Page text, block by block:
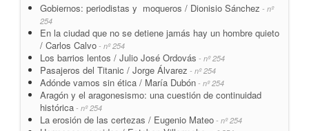
Gobiernos: periodistas y moqueros / Dionisio Sánchez - nº
254
En la ciudad que no se detiene jamás hay un hombre quieto
/ Carlos Calvo - nº 254
Los barrios lentos / Julio José Ordovás - nº 254
Pasajeros del Titanic / Jorge Álvarez - nº 254
Adónde vamos sin ética / María Dubón - nº 254
Aragón y el aragonesismo: una cuestión de continuidad
histórica - nº 254
La erosión de las certezas / Eugenio Mateo - nº 254